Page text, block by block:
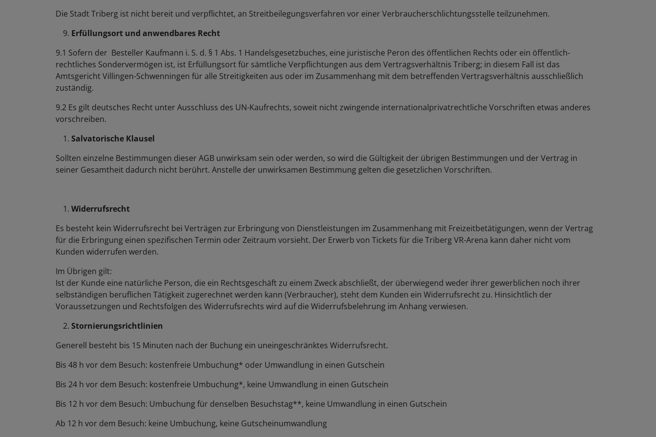
Die Stadt Triberg ist nicht bereit und verpflichtet, an Streitbeilegungsverfahren vor einer Verbraucherschlichtungsstelle teilzunehmen.
Erfüllungsort und anwendbares Recht
9.1 Sofern der Besteller Kaufmann i. S. d. § 1 Abs. 1 Handelsgesetzbuches, eine juristische Peron des öffentlichen Rechts oder ein öffentlich-
rechtliches Sondervermögen ist, ist Erfüllungsort für sämtliche Verpflichtungen aus dem Vertragsverhältnis Triberg; in diesem Fall ist das
Amtsgericht Villingen-Schwenningen für alle Streitigkeiten aus oder im Zusammenhang mit dem betreffenden Vertragsverhältnis ausschließlich
zuständig.
9.2 Es gilt deutsches Recht unter Ausschluss des UN-Kaufrechts, soweit nicht zwingende internationalprivatrechtliche Vorschriften etwas anderes
vorschreiben.
Salvatorische Klausel
Sollten einzelne Bestimmungen dieser AGB unwirksam sein oder werden, so wird die Gültigkeit der übrigen Bestimmungen und der Vertrag in
seiner Gesamtheit dadurch nicht berührt. Anstelle der unwirksamen Bestimmung gelten die gesetzlichen Vorschriften.
Widerrufsrecht
Es besteht kein Widerrufsrecht bei Verträgen zur Erbringung von Dienstleistungen im Zusammenhang mit Freizeitbetätigungen, wenn der Vertrag
für die Erbringung einen spezifischen Termin oder Zeitraum vorsieht. Der Erwerb von Tickets für die Triberg VR-Arena kann daher nicht vom
Kunden widerrufen werden.
Im Übrigen gilt:
Ist der Kunde eine natürliche Person, die ein Rechtsgeschäft zu einem Zweck abschließt, der überwiegend weder ihrer gewerblichen noch ihrer
selbständigen beruflichen Tätigkeit zugerechnet werden kann (Verbraucher), steht dem Kunden ein Widerrufsrecht zu. Hinsichtlich der
Voraussetzungen und Rechtsfolgen des Widerrufsrechts wird auf die Widerrufsbelehrung im Anhang verwiesen.
Stornierungsrichtlinien
Generell besteht bis 15 Minuten nach der Buchung ein uneingeschränktes Widerrufsrecht.
Bis 48 h vor dem Besuch: kostenfreie Umbuchung* oder Umwandlung in einen Gutschein
Bis 24 h vor dem Besuch: kostenfreie Umbuchung*, keine Umwandlung in einen Gutschein
Bis 12 h vor dem Besuch: Umbuchung für denselben Besuchstag**, keine Umwandlung in einen Gutschein
Ab 12 h vor dem Besuch: keine Umbuchung, keine Gutscheinumwandlung